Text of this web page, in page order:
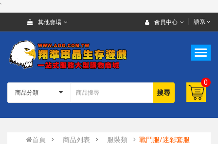
`
其他賣場 會員中心 語系
搜尋
0
首頁 商品列表 服裝類 戰鬥服/迷彩套服